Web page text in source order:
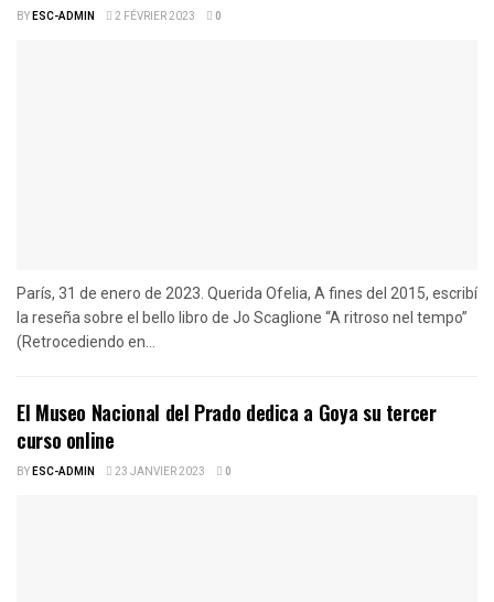
BYESC-ADMIN 2 FÉVRIER 2023 0
París, 31 de enero de 2023. Querida Ofelia, A fines del 2015, escribí
la reseña sobre el bello libro de Jo Scaglione “A ritroso nel tempo”
(Retrocediendo en...
El Museo Nacional del Prado dedica a Goya su tercer
curso online
BYESC-ADMIN 23 JANVIER 2023 0